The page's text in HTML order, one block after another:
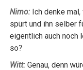
Nimo: Ich denke
spürt und ihn selber
eigentlich auch noch
so?
Witt: Genau, denn